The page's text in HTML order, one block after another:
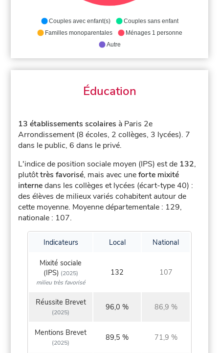
Couples avec enfant(s)
Couples sans enfant
Familles monoparentales
Ménages 1 personne
Autre
Éducation
13 établissements scolaires à Paris 2e
Arrondissement (8 écoles, 2 collèges, 3 lycées). 7
dans le public, 6 dans le privé.
L'indice de position sociale moyen (IPS) est de 132,
plutôttrès favorisé, mais avec uneforte mixité
internedans les collèges et lycées (écart-type 40) :
des élèves de milieux variés cohabitent autour de
cette moyenne. Moyenne départementale : 129,
nationale : 107.
Indicateurs Local National
Mixité sociale
(IPS) (2025)
milieu très favorisé
132 107
Réussite Brevet
(2025)
96,0 % 86,9 %
Mentions Brevet
(2025)
89,5 % 71,9 %